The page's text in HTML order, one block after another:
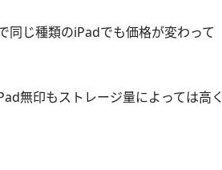
同じ種類のiPadでも価格が変わって
無印もストレージ量によっては高く